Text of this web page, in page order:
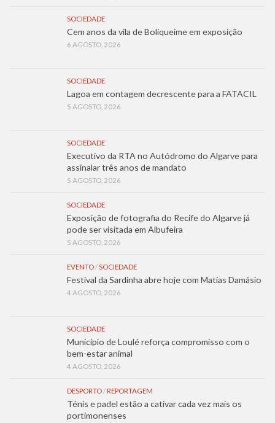
SOCIEDADE
Cem anos da vila de Boliqueime em exposição
6 AGOSTO, 2026
SOCIEDADE
Lagoa em contagem decrescente para a FATACIL
5 AGOSTO, 2026
SOCIEDADE
Executivo da RTA no Autódromo do Algarve para
assinalar três anos de mandato
5 AGOSTO, 2026
SOCIEDADE
Exposição de fotografia do Recife do Algarve já
pode ser visitada em Albufeira
5 AGOSTO, 2026
EVENTO/SOCIEDADE
Festival da Sardinha abre hoje com Matias Damásio
4 AGOSTO, 2026
SOCIEDADE
Município de Loulé reforça compromisso com o
bem-estar animal
4 AGOSTO, 2026
DESPORTO/ REPORTAGEM
Ténis e padel estão a cativar cada vez mais os
portimonenses